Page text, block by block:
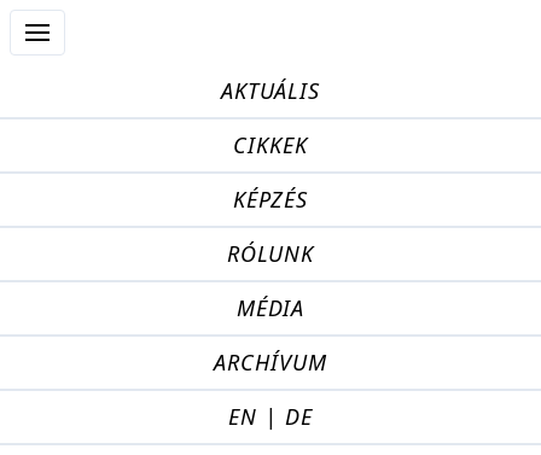
AKTUÁLIS
CIKKEK
KÉPZÉS
RÓLUNK
MÉDIA
ARCHÍVUM
EN | DE